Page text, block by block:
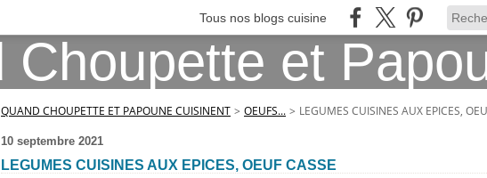
Tous nos blogs cuisine
QUAND CHOUPETTE ET PAPOUNE CUISINENT > OEUFS... > LEGUMES CUISINES AUX EPICES,
10 septembre 2021
LEGUMES CUISINES AUX EPICES, OEUF CASSE